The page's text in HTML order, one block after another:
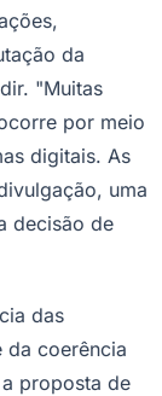
da
"Muitas
por meio
digitais. As
uma
decisão de
das
da coerência
proposta de